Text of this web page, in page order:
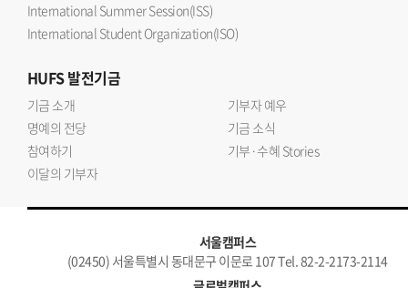
International Summer Session(ISS)
International Student Organization(ISO)
HUFS발전기금
기금 소개
기부자 예우
명예의 전당
기금 소식
참여하기
기부·수혜 Stories
이달의 기부자
서울캠퍼스
(02450) 서울특별시 동대문구 이문로 107 Tel. 82-2-2173-2114